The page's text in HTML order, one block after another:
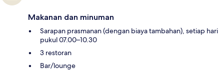
Makanan dan minuman
Sarapan prasmanan (dengan biaya tambahan), setiap hari
pukul 07.00–10.30
3 restoran
Bar/lounge